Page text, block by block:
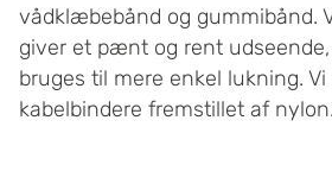
vådklæbebånd og gummibånd.
giver et pænt og rent
bruges til mere enkel lukning.
kabelbindere fremstillet af nylon.